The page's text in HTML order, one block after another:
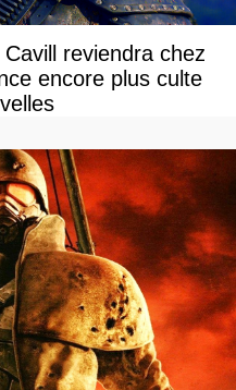
reviendra chez
encore plus culte